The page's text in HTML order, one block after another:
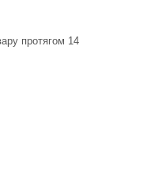
протягом 14